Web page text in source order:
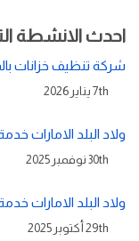
احدث الانشطة
شركة تنظيف خزانات بالمدينة
7th يناير 2026
ولاد البلد الامارات
30th نوفمبر 2025
ولاد البلد الامارات
29th أكتوبر 2025